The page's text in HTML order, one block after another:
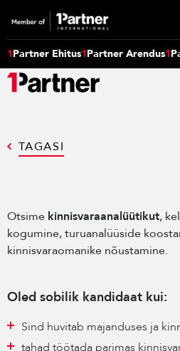
1Partner Ehitus1Partner Arendus1
TAGASI
Otsime kinnisvaraanalüütikut,
kogumine, turuanalüüside
kinnisvaraomanike nõustamine.
Oled sobilik kandidaat kui:
Sind huvitab majanduses ja
tahad töötada parimas